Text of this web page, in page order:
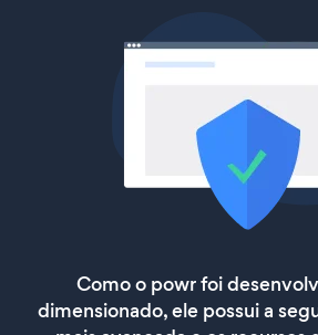
Como o powr foi
dimensionado, ele possui a